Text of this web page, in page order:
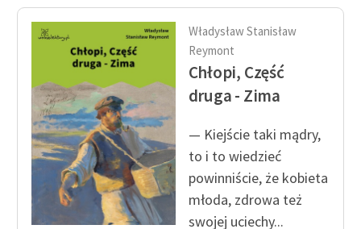
Władysław Stanisław
Reymont
Chłopi, Część
druga - Zima
— Kiejście taki mądry,
to i to wiedzieć
powinniście, że kobieta
młoda, zdrowa też
swojej uciechy...